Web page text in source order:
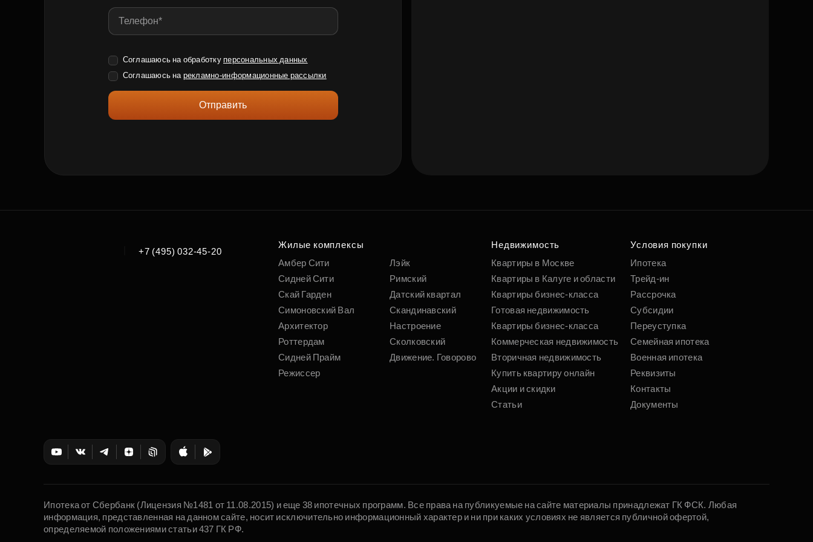
Соглашаюсь на обработку персональных данных
Соглашаюсь на рекламно-информационные рассылки
Отправить
+7 (495) 032-45-20
Жилые комплексы
Амбер Сити
Сидней Сити
Скай Гарден
Симоновский Вал
Архитектор
Роттердам
Сидней Прайм
Режиссер
Лэйк
Римский
Датский квартал
Скандинавский
Настроение
Сколковский
Движение. Говорово
Недвижимость
Квартиры в Москве
Квартиры в Калуге и области
Квартиры бизнес-класса
Готовая недвижимость
Квартиры бизнес-класса
Коммерческая недвижимость
Вторичная недвижимость
Купить квартиру онлайн
Акции и скидки
Статьи
Условия покупки
Ипотека
Трейд-ин
Рассрочка
Субсидии
Переуступка
Семейная ипотека
Военная ипотека
Реквизиты
Контакты
Документы
Ипотека от Сбербанк (Лицензия №1481 от 11.08.2015) и еще 38 ипотечных программ. Все права на публикуемые на сайте материалы принадлежат ГК ФСК. Любая
информация, представленная на данном сайте, носит исключительно информационный характер и ни при каких условиях не является публичной офертой,
определяемой положениями статьи 437 ГК РФ.